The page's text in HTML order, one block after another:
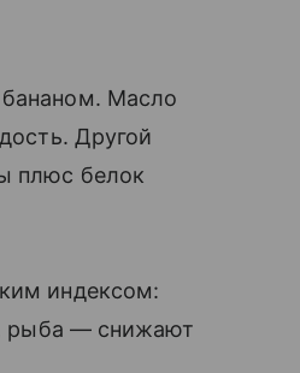
Масло
Другой
плюс белок
индексом:
рыба — снижают